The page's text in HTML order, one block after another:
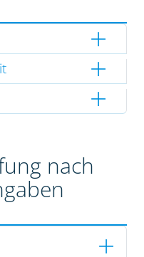
nach